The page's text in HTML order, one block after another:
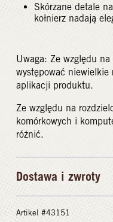
Skórzane detale
kołnierz nadają
Uwaga: Ze względu
występować
aplikacji produktu.
Ze względu na
komórkowych i
różnić.
Dostawa i zwroty
Artikel #43151